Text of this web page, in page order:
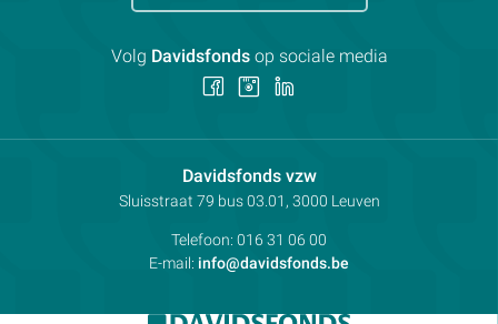
Davidsfonds vzwContactpersoon:
Adres:
Sluisstraat 79 bus 03.01, 3000 Leuven
Telefoon: 016 31 06 00
E-mail: info@davidsfonds.be
Volg Davidsfondsop sociale media
Volg Volg